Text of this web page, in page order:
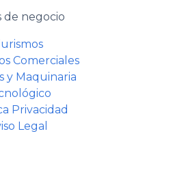
de negocio
Comerciales
y Maquinaria
Privacidad
Legal